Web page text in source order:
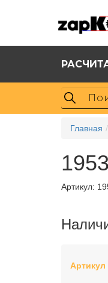
Главная
Артикул:
Артикул